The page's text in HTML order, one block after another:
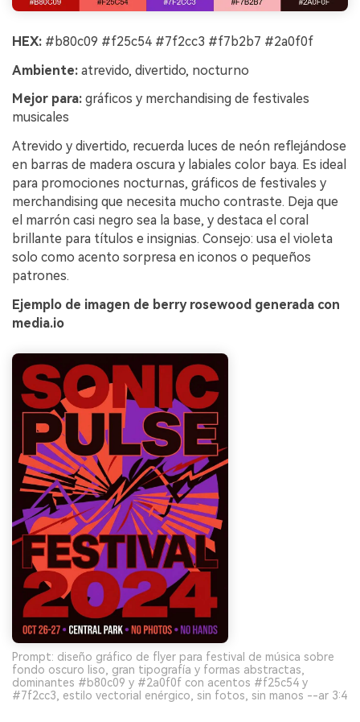
HEX: #b80c09 #f25c54 #7f2cc3 #f7b2b7 #2a0f0f
Ambiente: atrevido, divertido, nocturno
Mejor para: gráficos y merchandising de festivales
musicales
Atrevido y divertido, recuerda luces de neón reflejándose
en barras de madera oscura y labiales color baya. Es ideal
para promociones nocturnas, gráficos de festivales y
merchandising que necesita mucho contraste. Deja que
el marrón casi negro sea la base, y destaca el coral
brillante para títulos e insignias. Consejo: usa el violeta
solo como acento sorpresa en iconos o pequeños
patrones.
Ejemplo de imagen de berry rosewood generada con
media.io
Prompt: diseño gráfico de flyer para festival de música sobre
fondo oscuro liso, gran tipografía y formas abstractas,
dominantes #b80c09 y #2a0f0f con acentos #f25c54 y
#7f2cc3, estilo vectorial enérgico, sin fotos, sin manos --ar 3:4